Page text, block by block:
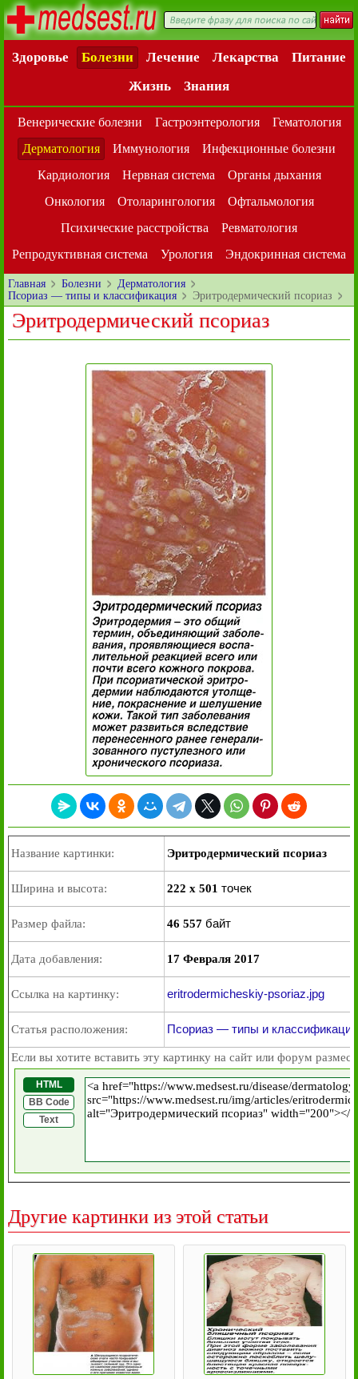
Здоровье Болезни Лечение Лекарства
Питание
Жизнь
Знания
Венерические болезни Гастроэнтерология
Гематология
Дерматология
Иммунология
Инфекционные болезни
Кардиология
Нервная система
Органы дыхания
Онкология
Отоларингология
Офтальмология
Психические расстройства
Ревматология
Репродуктивная система
Урология Эндокринная система
Главная Болезни
Дерматология
Псориаз — типы и классификация
Эритродермический псориаз
Эритродермический псориаз
Название картинки: Эритродермический псориаз
Ширина и высота: 222 x 501 точек
Размер файла: 46 557 байт
Дата добавления: 17 Февраля 2017
Ссылка на картинку: eritrodermicheskiy-psoriaz.jpg
Статья расположения: Псориаз — типы и классификация
Если вы хотите вставить эту картинку на сайт или форум
HTML
BB Code
Text
Другие картинки из этой статьи